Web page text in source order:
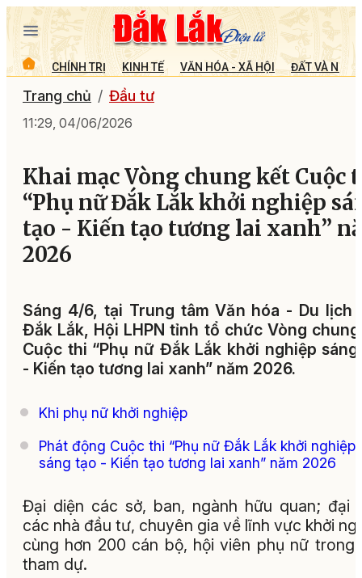
CHÍNH TRỊ KINH TẾ VĂN HÓA - XÃ HỘI ĐẤT VÀ
Trang chủ Đầu tư
11:29, 04/06/2026
Khai mạc Vòng chung kết Cuộc
“Phụ nữ Đắk Lắk khởi nghiệp
tạo - Kiến tạo tương lai xanh”
2026
Sáng 4/6, tại Trung tâm Văn hóa - Du lịch
Đắk Lắk, Hội LHPN tỉnh tổ chức Vòng
Cuộc thi “Phụ nữ Đắk Lắk khởi nghiệp
- Kiến tạo tương lai xanh” năm 2026.
Khi phụ nữ khởi nghiệp
Phát động Cuộc thi “Phụ nữ Đắk Lắk khởi nghiệp
sáng tạo - Kiến tạo tương lai xanh” năm 2026
Đại diện các sở, ban, ngành hữu quan; đại
các nhà đầu tư, chuyên gia về lĩnh vực khởi
cùng hơn 200 cán bộ, hội viên phụ nữ trong
tham dự.